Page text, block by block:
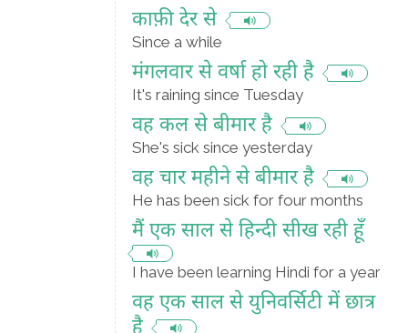
काफ़ी देर से
Since a while
मंगलवार से वर्षा हो रही है
It's raining since Tuesday
वह कल से बीमार है
She's sick since yesterday
वह चार महीने से बीमार है
He has been sick for four months
मैं एक साल से हिन्दी सीख रही हूँ
I have been learning Hindi for a year
वह एक साल से युनिवर्सिटी में छात्र